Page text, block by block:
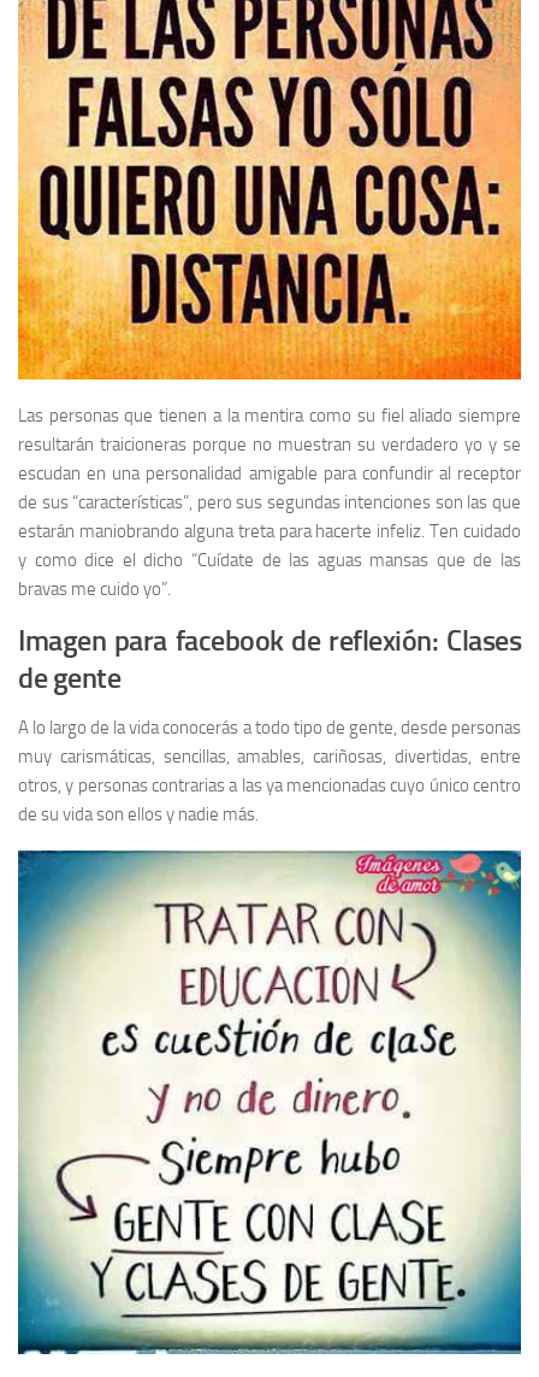
Las personas que tienen a la mentira como su fiel aliado siempre
resultarán traicioneras porque no muestran su verdadero yo y se
escudan en una personalidad amigable para confundir al receptor
de sus “características”, pero sus segundas intenciones son las que
estarán maniobrando alguna treta para hacerte infeliz. Ten cuidado
y como dice el dicho “Cuídate de las aguas mansas que de las
bravas me cuido yo”.
Imagen para facebook de reflexión: Clases
de gente
A lo largo de la vida conocerás a todo tipo de gente, desde personas
muy carismáticas, sencillas, amables, cariñosas, divertidas, entre
otros, y personas contrarias a las ya mencionadas cuyo único centro
de su vida son ellos y nadie más.